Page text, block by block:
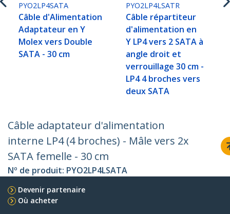
PYO2LP4SATA
Câble d'Alimentation
Adaptateur en Y
Molex vers Double
SATA - 30 cm
PYO2LP4LSATR
Câble répartiteur
d'alimentation en
Y LP4 vers 2 SATA à
angle droit et
verrouillage 30 cm -
LP4 4 broches vers
deux SATA
Câble adaptateur d'alimentation
interne LP4 (4 broches) - Mâle vers 2x
SATA femelle - 30 cm
Nº de produit: PYO2LP4LSATA
Devenir partenaire
Où acheter